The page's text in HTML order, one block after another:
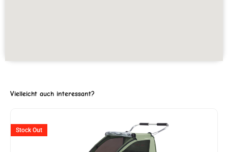
Vielleicht auch interessant?
Stock Out
Ursprünglicher
Preis